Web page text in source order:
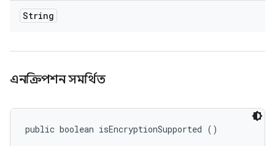
String
এনক্রিপশন সমর্থিত
public boolean isEncryptionSupported ()